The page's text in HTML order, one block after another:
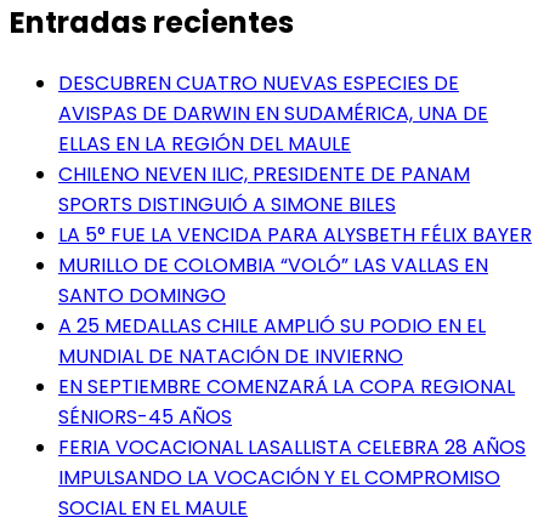
Entradas recientes
DESCUBREN CUATRO NUEVAS ESPECIES DE
AVISPAS DE DARWIN EN SUDAMÉRICA, UNA DE
ELLAS EN LA REGIÓN DEL MAULE
CHILENO NEVEN ILIC, PRESIDENTE DE PANAM
SPORTS DISTINGUIÓ A SIMONE BILES
LA 5° FUE LA VENCIDA PARA ALYSBETH FÉLIX BAYER
MURILLO DE COLOMBIA “VOLÓ” LAS VALLAS EN
SANTO DOMINGO
A 25 MEDALLAS CHILE AMPLIÓ SU PODIO EN EL
MUNDIAL DE NATACIÓN DE INVIERNO
EN SEPTIEMBRE COMENZARÁ LA COPA REGIONAL
SÉNIORS-45 AÑOS
FERIA VOCACIONAL LASALLISTA CELEBRA 28 AÑOS
IMPULSANDO LA VOCACIÓN Y EL COMPROMISO
SOCIAL EN EL MAULE